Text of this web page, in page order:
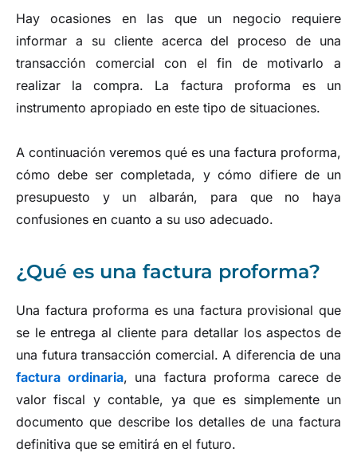
Hay ocasiones en las que un negocio requiere
informar a su cliente acerca del proceso de una
transacción comercial con el fin de motivarlo a
realizar la compra. La factura proforma es un
instrumento apropiado en este tipo de situaciones.
A continuación veremos qué es una factura proforma,
cómo debe ser completada, y cómo difiere de un
presupuesto y un albarán, para que no haya
confusiones en cuanto a su uso adecuado.
¿Qué es una factura proforma?
Una factura proforma es una factura provisional que
se le entrega al cliente para detallar los aspectos de
una futura transacción comercial. A diferencia de una
factura ordinaria, una factura proforma carece de
valor fiscal y contable, ya que es simplemente un
documento que describe los detalles de una factura
definitiva que se emitirá en el futuro.